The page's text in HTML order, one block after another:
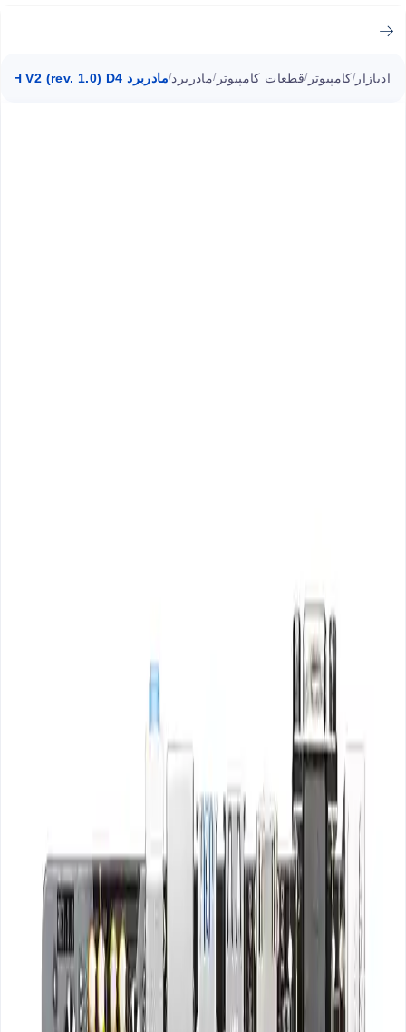
ادبازار /کامپیوتر /قطعات کامپیوتر /مادربرد/مادربرد H610M H V2 (rev. 1.0) D4 گیگابایت سوکت 1700